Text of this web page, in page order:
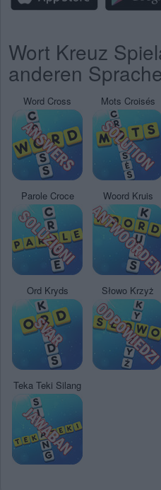
Wort Kreuz
anderen
Word Cross Mots Croisés
Parole Croce Woord Kruis
Ord Kryds Słowo Krzyż
Teka Teki Silang